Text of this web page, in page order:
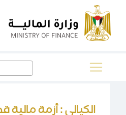
Search
for: